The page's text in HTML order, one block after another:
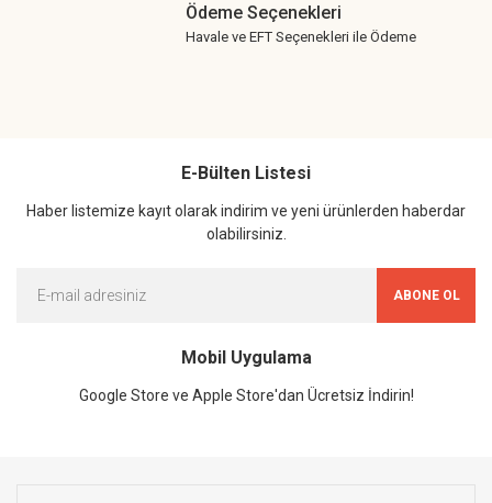
Ödeme Seçenekleri
Havale ve EFT Seçenekleri ile Ödeme
E-Bülten Listesi
Haber listemize kayıt olarak indirim ve yeni ürünlerden haberdar
olabilirsiniz.
ABONE OL
Mobil Uygulama
Google Store ve Apple Store'dan Ücretsiz İndirin!